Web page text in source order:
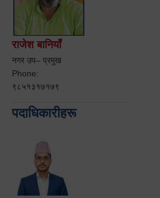
राजेश बानियाँ
नगर उप– प्रमुख
Phone:
९८५१३१७१७९
पदाधिकारीहरू